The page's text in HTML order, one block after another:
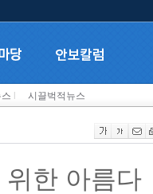
시끌벅적뉴스
한 아름다